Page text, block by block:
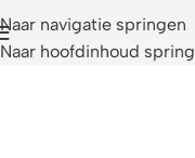
Naar navigatie springen
Naar hoofdinhoud